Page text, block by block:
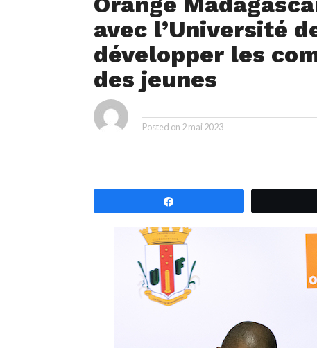
avec l’Université
développer les
des jeunes
Posted on 2 mai 2023